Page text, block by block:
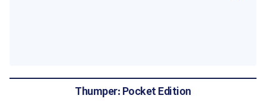
Thumper: Pocket Edition